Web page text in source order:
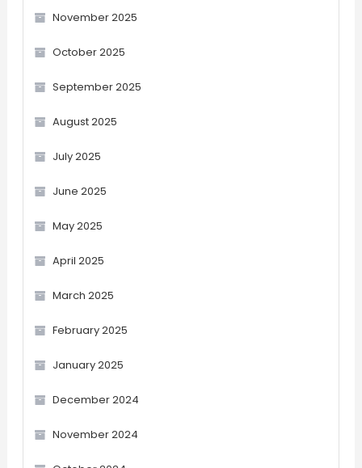
November 2025
October 2025
September 2025
August 2025
July 2025
June 2025
May 2025
April 2025
March 2025
February 2025
January 2025
December 2024
November 2024